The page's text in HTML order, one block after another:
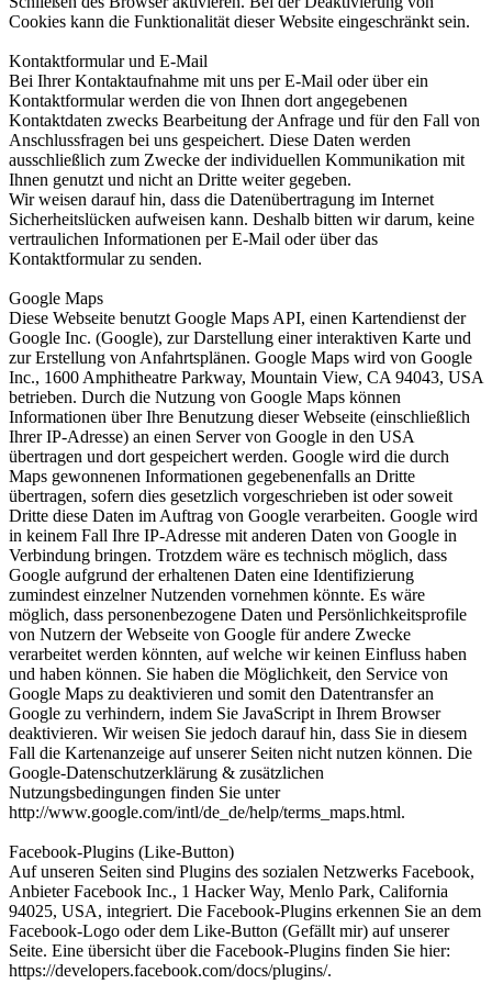
Cookies kann die Funktionalität dieser Website eingeschränkt sein.
Kontaktformular und E-Mail
Bei Ihrer Kontaktaufnahme mit uns per E-Mail oder über ein
Kontaktformular werden die von Ihnen dort angegebenen
Kontaktdaten zwecks Bearbeitung der Anfrage und für den Fall von
Anschlussfragen bei uns gespeichert. Diese Daten werden
ausschließlich zum Zwecke der individuellen Kommunikation mit
Ihnen genutzt und nicht an Dritte weiter gegeben.
Wir weisen darauf hin, dass die Datenübertragung im Internet
Sicherheitslücken aufweisen kann. Deshalb bitten wir darum, keine
vertraulichen Informationen per E-Mail oder über das
Kontaktformular zu senden.
Google Maps
Diese Webseite benutzt Google Maps API, einen Kartendienst der
Google Inc. (Google), zur Darstellung einer interaktiven Karte und
zur Erstellung von Anfahrtsplänen. Google Maps wird von Google
Inc., 1600 Amphitheatre Parkway, Mountain View, CA 94043, USA
betrieben. Durch die Nutzung von Google Maps können
Informationen über Ihre Benutzung dieser Webseite (einschließlich
Ihrer IP-Adresse) an einen Server von Google in den USA
übertragen und dort gespeichert werden. Google wird die durch
Maps gewonnenen Informationen gegebenenfalls an Dritte
übertragen, sofern dies gesetzlich vorgeschrieben ist oder soweit
Dritte diese Daten im Auftrag von Google verarbeiten. Google wird
in keinem Fall Ihre IP-Adresse mit anderen Daten von Google in
Verbindung bringen. Trotzdem wäre es technisch möglich, dass
Google aufgrund der erhaltenen Daten eine Identifizierung
zumindest einzelner Nutzenden vornehmen könnte. Es wäre
möglich, dass personenbezogene Daten und Persönlichkeitsprofile
von Nutzern der Webseite von Google für andere Zwecke
verarbeitet werden könnten, auf welche wir keinen Einfluss haben
und haben können. Sie haben die Möglichkeit, den Service von
Google Maps zu deaktivieren und somit den Datentransfer an
Google zu verhindern, indem Sie JavaScript in Ihrem Browser
deaktivieren. Wir weisen Sie jedoch darauf hin, dass Sie in diesem
Fall die Kartenanzeige auf unserer Seiten nicht nutzen können. Die
Google-Datenschutzerklärung & zusätzlichen
Nutzungsbedingungen finden Sie unter
http://www.google.com/intl/de_de/help/terms_maps.html.
Facebook-Plugins (Like-Button)
Auf unseren Seiten sind Plugins des sozialen Netzwerks Facebook,
Anbieter Facebook Inc., 1 Hacker Way, Menlo Park, California
94025, USA, integriert. Die Facebook-Plugins erkennen Sie an dem
Facebook-Logo oder dem Like-Button (Gefällt mir) auf unserer
Seite. Eine übersicht über die Facebook-Plugins finden Sie hier:
https://developers.facebook.com/docs/plugins/.